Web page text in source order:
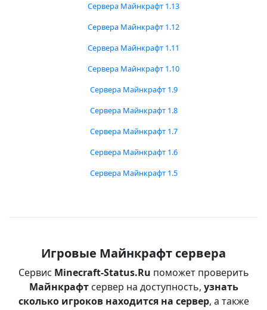
Сервера Майнкрафт 1.13
Сервера Майнкрафт 1.12
Сервера Майнкрафт 1.11
Сервера Майнкрафт 1.10
Сервера Майнкрафт 1.9
Сервера Майнкрафт 1.8
Сервера Майнкрафт 1.7
Сервера Майнкрафт 1.6
Сервера Майнкрафт 1.5
Игровые Майнкрафт сервера
Сервис Minecraft-Status.Ru поможет проверить
Майнкрафтсервер на доступность, узнать
сколько игроков находится на сервер, а также